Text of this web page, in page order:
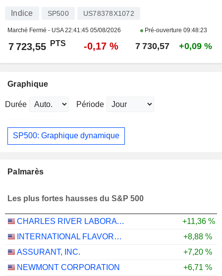
Indice SP500 US78378X1072
Marché Fermé - USA22:41:45 05/08/2026 Pré-ouverture 09:48:23
7 723,55 PTS -0,17 % 7 730,57 +0,09 %
Graphique
Durée Période
SP500: Graphique dynamique
Palmarès
Les plus fortes hausses du S&P 500
CHARLES RIVER LABORATORIES INTERNATIONAL, INC.
+11,36 %
INTERNATIONAL FLAVORS & FRAGRANCES INC.
+8,88 %
ASSURANT, INC.
+7,20 %
NEWMONT CORPORATION
+6,71 %